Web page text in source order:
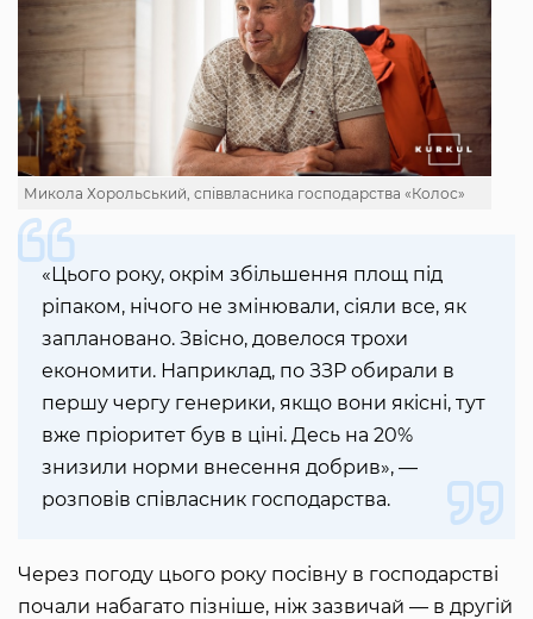
Микола Хорольський, співвласника господарства «Колос»
«Цього року, окрім збільшення площ під
ріпаком, нічого не змінювали, сіяли все, як
заплановано. Звісно, довелося трохи
економити. Наприклад, по ЗЗР обирали в
першу чергу генерики, якщо вони якісні, тут
вже пріоритет був в ціні. Десь на 20%
знизили норми внесення добрив», —
розповів співласник господарства.
Через погоду цього року посівну в господарстві
почали набагато пізніше, ніж зазвичай — в другій